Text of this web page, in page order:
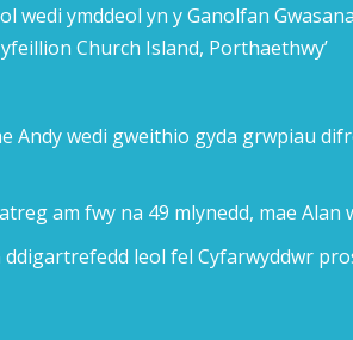
ymddeol yn y Ganolfan
Church Island, Porthaethwy’
Andy wedi gweithio gyda grwpiau
am fwy na 49 mlynedd, mae Alan
leol fel Cyfarwyddwr